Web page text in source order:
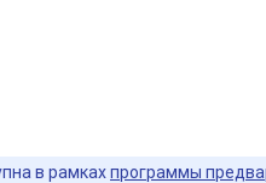
в рамкахпрограммы